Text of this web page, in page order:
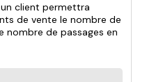
client permettra
de vente le nombre de
nombre de passages en